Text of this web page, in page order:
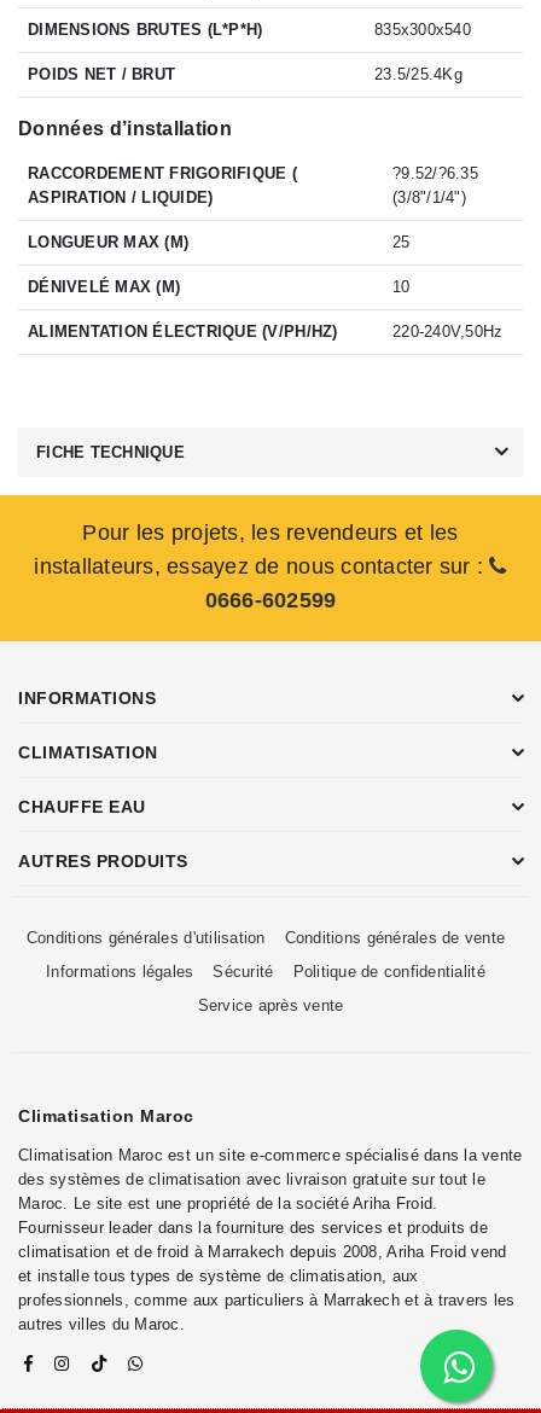
DIMENSIONS BRUTES (L*P*H) 835x300x540
POIDS NET / BRUT 23.5/25.4Kg
Données d’installation
RACCORDEMENT FRIGORIFIQUE (
ASPIRATION / LIQUIDE)
?9.52/?6.35
(3/8"/1/4")
LONGUEUR MAX (M) 25
DÉNIVELÉ MAX (M) 10
ALIMENTATION ÉLECTRIQUE (V/PH/HZ) 220-240V,50Hz
FICHE TECHNIQUE
Pour les projets, les revendeurs et les
installateurs, essayez de nous contacter sur :
0666-602599
INFORMATIONS
CLIMATISATION
CHAUFFE EAU
AUTRES PRODUITS
Conditions générales d'utilisation
Conditions générales de vente
Informations légales
Sécurité
Politique de confidentialité
Service après vente
Climatisation Maroc
Climatisation Maroc est un site e-commerce spécialisé dans la vente
des systèmes de climatisation avec livraison gratuite sur tout le
Maroc. Le site est une propriété de la société Ariha Froid.
Fournisseur leader dans la fourniture des services et produits de
climatisation et de froid à Marrakech depuis 2008, Ariha Froid vend
et installe tous types de système de climatisation, aux
professionnels, comme aux particuliers à Marrakech et à travers les
autres villes du Maroc.